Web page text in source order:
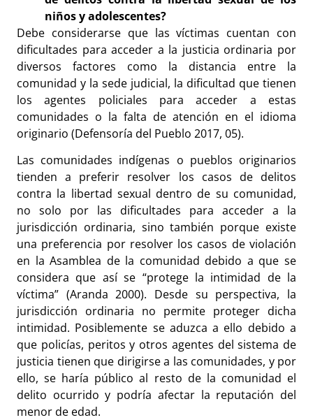
niños y adolescentes?
Debe considerarse que las víctimas cuentan con
dificultades para acceder a la justicia ordinaria por
diversos factores como la distancia entre la
comunidad y la sede judicial, la dificultad que tienen
los agentes policiales para acceder a estas
comunidades o la falta de atención en el idioma
originario (Defensoría del Pueblo 2017, 05).
Las comunidades indígenas o pueblos originarios
tienden a preferir resolver los casos de delitos
contra la libertad sexual dentro de su comunidad,
no solo por las dificultades para acceder a la
jurisdicción ordinaria, sino también porque existe
una preferencia por resolver los casos de violación
en la Asamblea de la comunidad debido a que se
considera que así se “protege la intimidad de la
víctima” (Aranda 2000). Desde su perspectiva, la
jurisdicción ordinaria no permite proteger dicha
intimidad. Posiblemente se aduzca a ello debido a
que policías, peritos y otros agentes del sistema de
justicia tienen que dirigirse a las comunidades, y por
ello, se haría público al resto de la comunidad el
delito ocurrido y podría afectar la reputación del
menor de edad.